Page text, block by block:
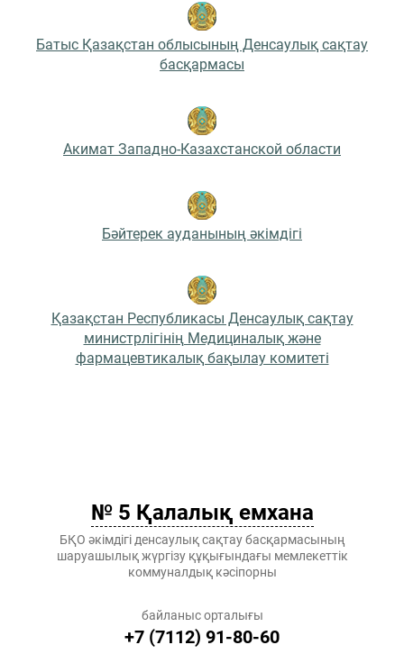
Батыс Қазақстан облысының Денсаулық сақтау
басқармасы
Акимат Западно-Казахстанской области
Бәйтерек ауданының әкімдігі
Қазақстан Республикасы Денсаулық сақтау
министрлігінің Медициналық және
фармацевтикалық бақылау комитеті
№ 5 Қалалық емхана
БҚО әкімдігі денсаулық сақтау басқармасының
шаруашылық жүргізу құқығындағы мемлекеттік
коммуналдық кәсіпорны
байланыс орталығы
+7 (7112) 91-80-60